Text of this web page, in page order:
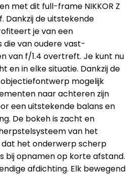
met dit full-frame NIKKOR Z
Dankzij de uitstekende
je van een
die van oudere vast-
van f/1.4 overtreft. Je kunt nu
en in elke situatie. Dankzij de
mogelijk
naar achteren zijn
een uitstekende balans en
De bokeh is zacht en
van het
het onderwerp scherp
bij opnamen op korte afstand.
afdichting. Elk bewegend